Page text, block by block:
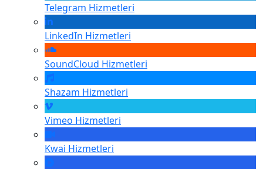
Telegram Hizmetleri
LinkedIn Hizmetleri
SoundCloud Hizmetleri
Shazam Hizmetleri
Vimeo Hizmetleri
Kwai Hizmetleri